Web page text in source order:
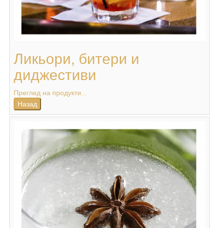
Ликьори, битери и
диджестиви
Преглед на продукти...